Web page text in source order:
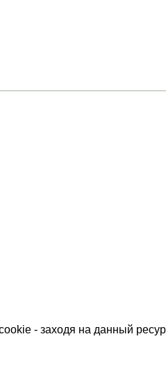
- заходя на данный